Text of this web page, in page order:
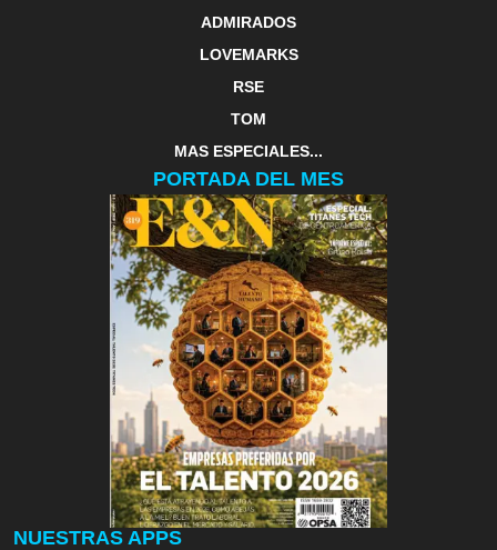
ADMIRADOS
LOVEMARKS
RSE
TOM
MAS ESPECIALES...
PORTADA DEL MES
NUESTRAS APPS